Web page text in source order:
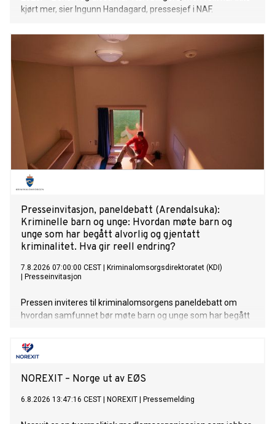
kjørt mer, sier Ingunn Handagard, pressesjef i NAF.
Presseinvitasjon, paneldebatt (Arendalsuka):
Kriminelle barn og unge: Hvordan møte barn og
unge som har begått alvorlig og gjentatt
kriminalitet. Hva gir reell endring?
7.8.2026 07:00:00 CEST
Kriminalomsorgsdirektoratet (KDI)
Presseinvitasjon
Pressen inviteres til kriminalomsorgens paneldebatt om
hvordan samfunnet bør møte barn og unge som har begått
fra den senere tid.
NOREXIT – Norge ut av EØS
6.8.2026 13:47:16 CEST NOREXIT Pressemelding